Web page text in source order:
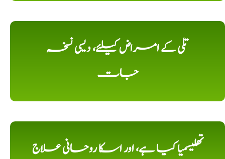
تلی کے امراض کیلئے، دیسی نسخہ
جات
تھلیسمیا کیا ہے، اور اسکا روحانی علاج